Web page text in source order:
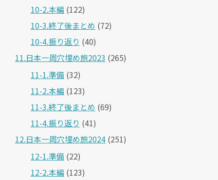
10-2.本編 (122)
10-3.終了後まとめ (72)
10-4.振り返り (40)
11.日本一周穴埋め旅2023 (265)
11-1.準備 (32)
11-2.本編 (123)
11-3.終了後まとめ (69)
11-4.振り返り (41)
12.日本一周穴埋め旅2024 (251)
12-1.準備 (22)
12-2.本編 (123)